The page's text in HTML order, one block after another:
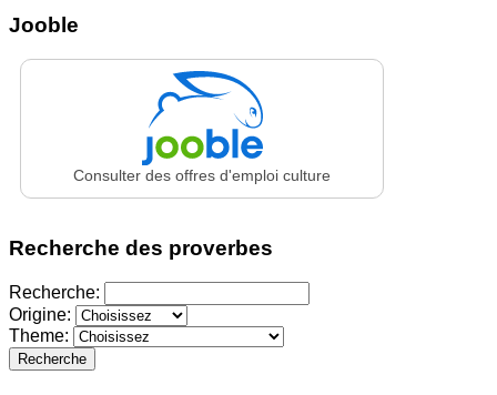
Jooble
Consulter des offres d'emploi culture
Recherche des proverbes
Recherche:
Origine:
Theme:
Recherche